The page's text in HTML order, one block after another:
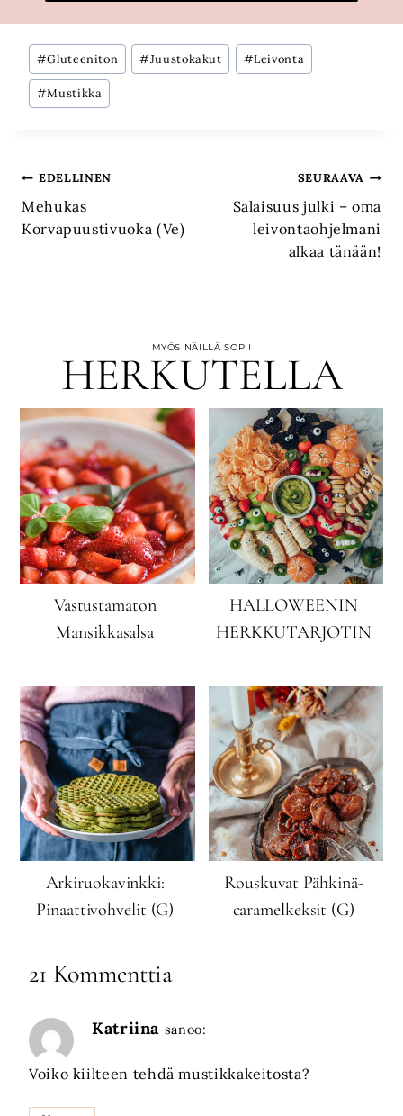
Avainsanat:
#Gluteeniton #Juustokakut #Leivonta
#Mustikka
Artikkelien
selaus
EDELLINEN
Mehukas
Korvapuustivuoka (Ve)
SEURAAVA
Salaisuus julki – oma
leivontaohjelmani
alkaa tänään!
MYÖS NÄILLÄ SOPII
HERKUTELLA
Vastustamaton
Mansikkasalsa
HALLOWEENIN
HERKKUTARJOTIN
Arkiruokavinkki:
Pinaattivohvelit (G)
Rouskuvat Pähkinä-
caramelkeksit (G)
21 Kommenttia
Katriina sanoo:
Voiko kiilteen tehdä mustikkakeitosta?